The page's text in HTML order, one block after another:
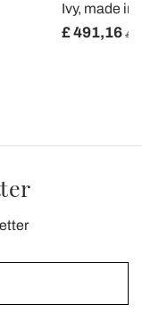
Ivy, made in
£ 491,16 £